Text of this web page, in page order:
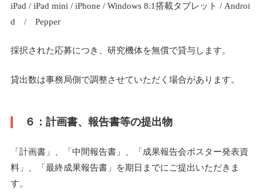
iPad / iPad mini / iPhone / Windows 8.1搭載タブレット / Androi
d / Pepper
採択された応募につき、研究機体を無償で貸与します。
貸出数は事務局側で調整させていただく場合があります。
６：計画書、報告書等の提出物
「計画書」、「中間報告書」、「成果報告会ポスター発表資
料」、「最終成果報告書」を期日までにご提出いただきま
す。